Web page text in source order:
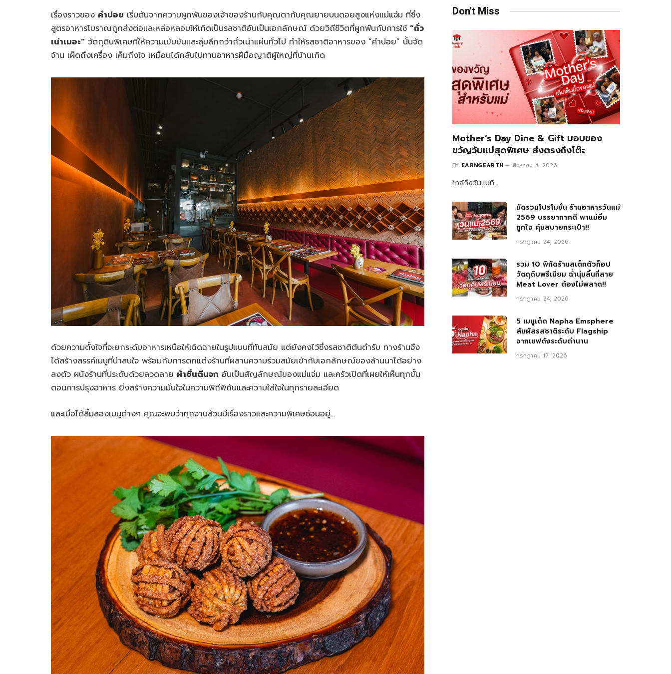
เรื่องราวของ คำปอย เริ่มต้นจากความผูกพันของเจ้าของร้านกับคุณตากับคุณยายบนดอยสูงแห่งแม่แจ่ม ที่ซึ่ง
สูตรอาหารโบราณถูกส่งต่อและหล่อหลอมให้เกิดเป็นรสชาติอันเป็นเอกลักษณ์ ด้วยวิถีชีวิตที่ผูกพันกับการใช้ “ถั่ว
เน่าเมอะ” วัตถุดิบพิเศษที่ให้ความเข้มข้นและลุ่มลึกกว่าถั่วเน่าแผ่นทั่วไป ทำให้รสชาติอาหารของ “คำปอย” นั้นจัด
จ้าน เผ็ดถึงเครื่อง เค็มถึงใจ เหมือนได้กลับไปทานอาหารฝีมือญาติผู้ใหญ่ที่บ้านเกิด
ด้วยความตั้งใจที่จะยกระดับอาหารเหนือให้เฉิดฉายในรูปแบบที่ทันสมัย แต่ยังคงไว้ซึ่งรสชาติต้นตำรับ ทางร้านจึง
ได้สร้างสรรค์เมนูที่น่าสนใจ พร้อมกับการตกแต่งร้านที่ผสานความร่วมสมัยเข้ากับเอกลักษณ์ของล้านนาได้อย่าง
ลงตัว ผนังร้านที่ประดับด้วยลวดลาย ผ้าซิ่นตีนจก อันเป็นสัญลักษณ์ของแม่แจ่ม และครัวเปิดที่เผยให้เห็นทุกขั้น
ตอนการปรุงอาหาร ยิ่งสร้างความมั่นใจในความพิถีพิถันและความใส่ใจในทุกรายละเอียด
และเมื่อได้ลิ้มลองเมนูต่างๆ คุณจะพบว่าทุกจานล้วนมีเรื่องราวและความพิเศษซ่อนอยู่…
Don't Miss
Mother’s Day Dine & Gift มอบของ
ขวัญวันแม่สุดพิเศษ ส่งตรงถึงโต๊ะ
BY EARNGEARTH สิงหาคม 4, 2026
ใกล้ถึงวันแม่ที…
มัดรวมโปรโมชั่น ร้านอาหารวันแม่
2569 บรรยากาศดี พาแม่อิ่ม
ถูกใจ คุ้มสบายกระเป๋า!!
กรกฎาคม 24, 2026
รวม 10 พิกัดร้านสเต็กตัวท็อป
วัตถุดิบพรีเมียม ฉ่ำนุ่มลิ้นที่สาย
Meat Lover ต้องไม่พลาด!!
กรกฎาคม 24, 2026
5 เมนูเด็ด Napha Emsphere
สัมผัสรสชาติระดับ Flagship
จากเชฟดังระดับตำนาน
กรกฎาคม 17, 2026